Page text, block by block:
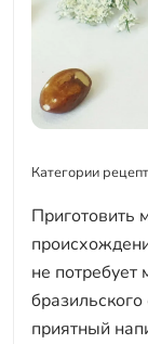
Категории
Приготовить
не
приятный